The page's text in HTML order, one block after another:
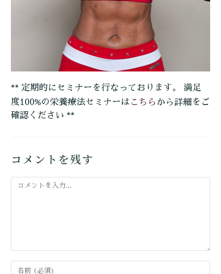
** 定期的にセミナーを行なっております。 満足
度100%の栄養療法セミナーは こちら から詳細をご
確認ください **
コメントを残す